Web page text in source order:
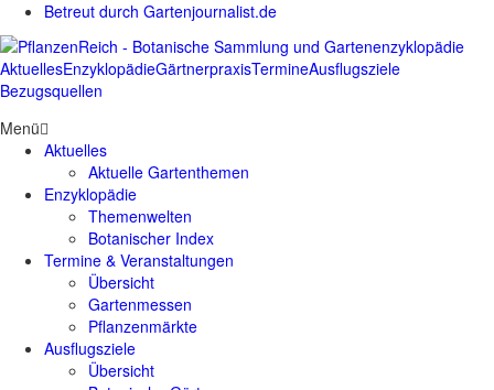
Betreut durch Gartenjournalist.de
AktuellesEnzyklopädieGärtnerpraxisTermineAusflugsziele
Bezugsquellen
Menü
Aktuelles
Aktuelle Gartenthemen
Enzyklopädie
Themenwelten
Botanischer Index
Termine & Veranstaltungen
Übersicht
Gartenmessen
Pflanzenmärkte
Ausflugsziele
Übersicht